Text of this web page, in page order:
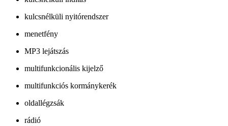
kulcsnélküli nyitórendszer
menetfény
MP3 lejátszás
multifunkcionális kijelző
multifunkciós kormánykerék
oldallégzsák
rádió